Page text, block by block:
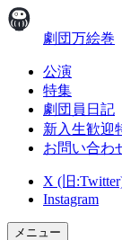
劇団万絵巻
公演
特集
劇団員日記
新入生歓迎
お問い合わ
X (旧
Instagram
メニュー